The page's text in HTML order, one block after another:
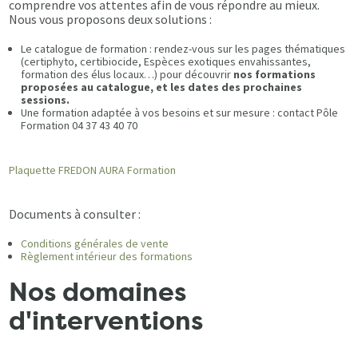
comprendre vos attentes afin de vous répondre au mieux.
Nous vous proposons deux solutions :
Le catalogue de formation : rendez-vous sur les pages thématiques
(certiphyto, certibiocide, Espèces exotiques envahissantes,
formation des élus locaux…) pour découvrir nos formations
proposées au catalogue, et les dates des prochaines
sessions.
Une formation adaptée à vos besoins et sur mesure : contact Pôle
Formation 04 37 43 40 70
Plaquette FREDON AURA Formation
Documents à consulter :
Conditions générales de vente
Règlement intérieur des formations
Nos domaines
d'interventions